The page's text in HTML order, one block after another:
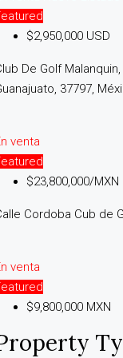
$2,950,000 USD
De Golf
37797,
venta
$23,800,000/MXN
Cordoba Cub de
venta
$9,800,000 MXN